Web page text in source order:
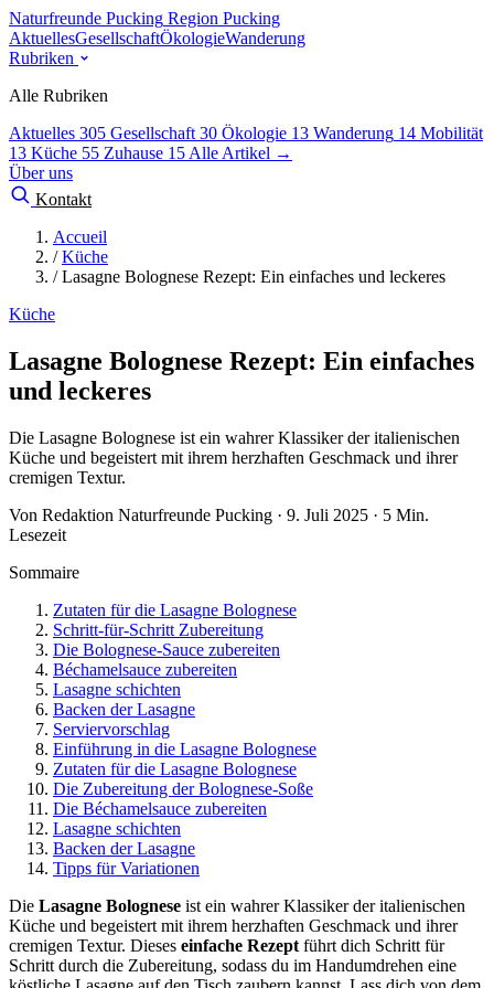
Naturfreunde Pucking Region Pucking
AktuellesGesellschaftÖkologieWanderung
Rubriken
Alle Rubriken
Aktuelles 305 Gesellschaft 30 Ökologie 13 Wanderung 14 Mobilität
13 Küche 55 Zuhause 15 Alle Artikel →
Über uns
Kontakt
Accueil
/ Küche
/ Lasagne Bolognese Rezept: Ein einfaches und leckeres
Küche
Lasagne Bolognese Rezept: Ein einfaches
und leckeres
Die Lasagne Bolognese ist ein wahrer Klassiker der italienischen
Küche und begeistert mit ihrem herzhaften Geschmack und ihrer
cremigen Textur.
Von Redaktion Naturfreunde Pucking · 9. Juli 2025 · 5 Min.
Lesezeit
Sommaire
Zutaten für die Lasagne Bolognese
Schritt-für-Schritt Zubereitung
Die Bolognese-Sauce zubereiten
Béchamelsauce zubereiten
Lasagne schichten
Backen der Lasagne
Serviervorschlag
Einführung in die Lasagne Bolognese
Zutaten für die Lasagne Bolognese
Die Zubereitung der Bolognese-Soße
Die Béchamelsauce zubereiten
Lasagne schichten
Backen der Lasagne
Tipps für Variationen
Die Lasagne Bolognese ist ein wahrer Klassiker der italienischen
Küche und begeistert mit ihrem herzhaften Geschmack und ihrer
cremigen Textur. Dieses einfache Rezept führt dich Schritt für
Schritt durch die Zubereitung, sodass du im Handumdrehen eine